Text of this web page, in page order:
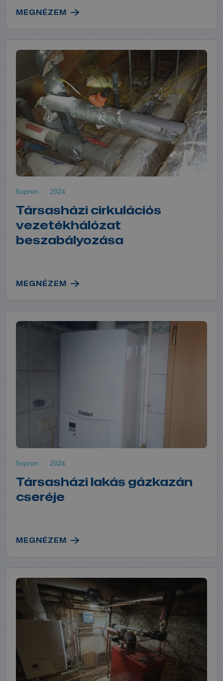
MEGNÉZEM
Sopron 2024
Társasházi cirkulációs
vezetékhálózat
beszabályozása
MEGNÉZEM
Sopron 2024
Társasházi lakás gázkazán
cseréje
MEGNÉZEM